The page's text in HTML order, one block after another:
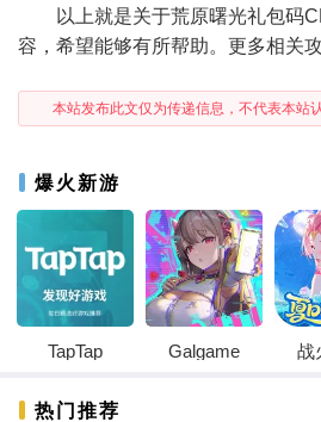
以上就是关于荒原曙光礼包码
容，希望能够有所帮助。更多相关
本站发布此文仅为传递信息，不代表本站
爆火新游
TapTap Galgame 战
热门推荐